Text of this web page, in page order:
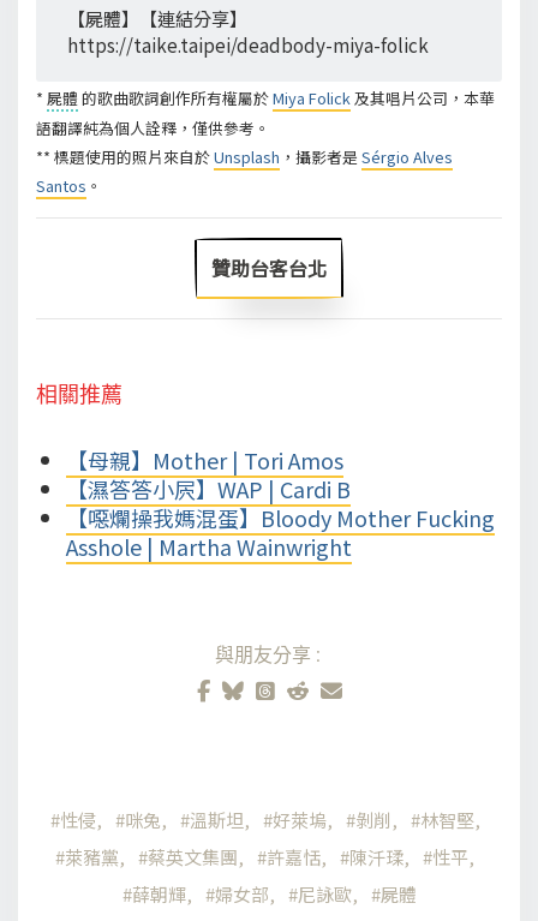
【屍體】【連結分享】
https://taike.taipei/deadbody-miya-folick
* 屍體 的歌曲歌詞創作所有權屬於Miya Folick 及其唱片公司，本華
語翻譯純為個人詮釋，僅供參考。
** 標題使用的照片來自於Unsplash ，攝影者是 Sérgio Alves
Santos 。
贊助台客台北
相關推薦
【母親】Mother | Tori Amos
【濕答答小屄】WAP | Cardi B
【噁爛操我媽混蛋】Bloody Mother Fucking
Asshole | Martha Wainwright
與朋友分享:
性侵 咪兔 溫斯坦 好萊塢 剝削
林智堅
萊豬黨
蔡英文集團 許嘉恬 陳汘瑈
性平
薛朝輝
婦女部 尼詠歐 屍體